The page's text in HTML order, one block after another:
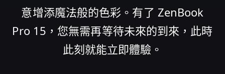
意增添魔法般的色彩。有了 ZenBook
Pro 15，您無需再等待未來的到來，此時
此刻就能立即體驗。